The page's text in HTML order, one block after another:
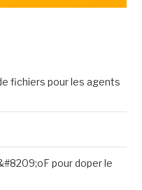
fichiers pour les agents
pour doper le